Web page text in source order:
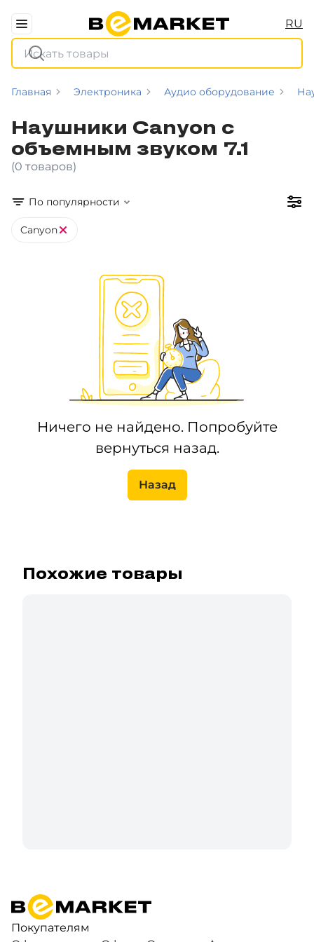
RU
Главная Электроника Аудио оборудование
Наушники Canyon с
объемным звуком 7.1
(0 товаров)
По популярности
Canyon
Ничего не найдено. Попробуйте
вернуться назад.
Назад
Похожие товары
Покупателям